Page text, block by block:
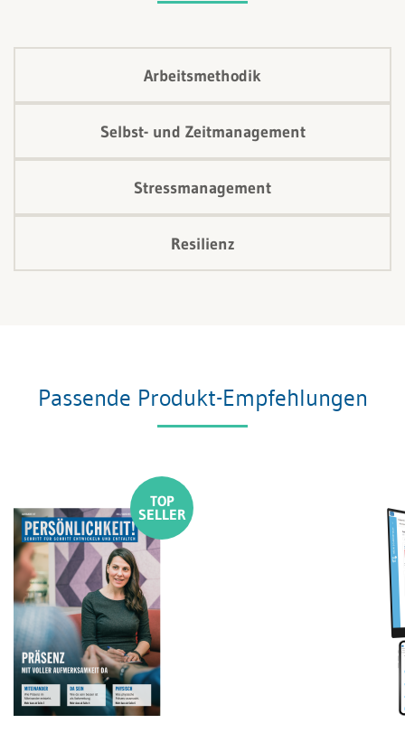
Arbeitsmethodik
Selbst- und Zeitmanagement
Stressmanagement
Resilienz
Passende Produkt-Empfehlungen